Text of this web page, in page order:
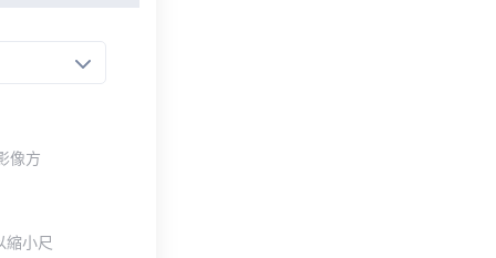
像方
縮小尺